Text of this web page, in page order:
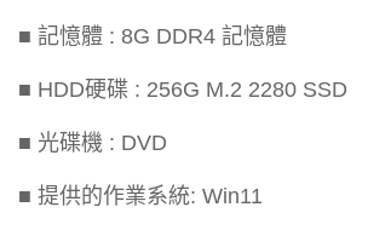
■ 記憶體 : 8G DDR4 記憶體
■ HDD硬碟 : 256G M.2 2280 SSD
■ 光碟機 : DVD
■ 提供的作業系統: Win11